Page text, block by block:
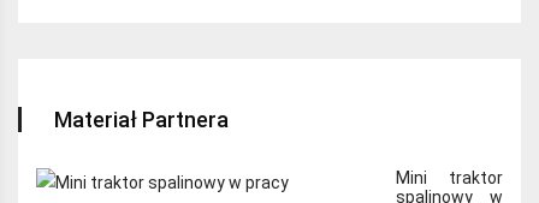
Materiał Partnera
Mini traktor
spalinowy w